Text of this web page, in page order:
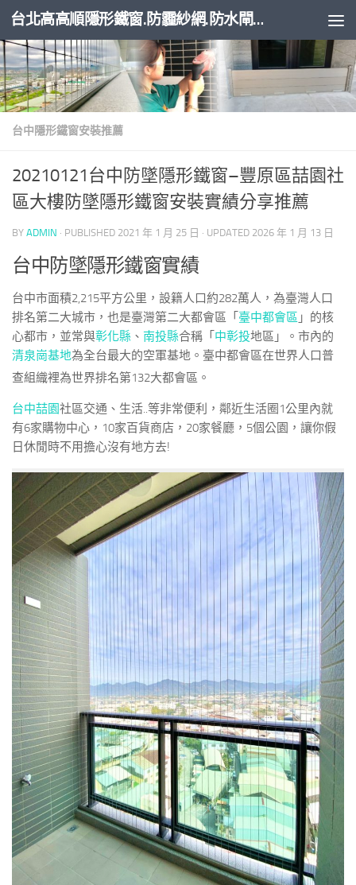
Skip to content 台北高高順隱形鐵窗.防霾紗網.防水閘門
台中隱形鐵窗安裝推薦
20210121台中防墜隱形鐵窗–豐原區喆園社
區大樓防墜隱形鐵窗安裝實績分享推薦
BY ADMIN · PUBLISHED 2021 年 1 月 25 日 · UPDATED 2026 年 1 月 13 日
台中防墜隱形鐵窗實績
台中市面積2,215平方公里，設籍人口約282萬人，為臺灣人口
排名第二大城市，也是臺灣第二大都會區「 臺中都會區 」的核
心都市，並常與彰化縣 、 南投縣合稱「 中彰投地區」。市內的
清泉崗基地為全台最大的空軍基地。臺中都會區在世界人口普
查組織裡為世界排名第132大都會區。
台中喆園社區交通、生活..等非常便利，鄰近生活圈1公里內就
有6家購物中心，10家百貨商店，20家餐廳，5個公園，讓你假
日休閒時不用擔心沒有地方去!